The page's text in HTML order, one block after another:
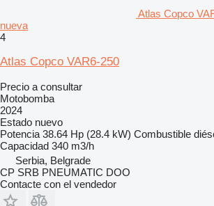
Atlas Copco
nueva
4
Atlas Copco VAR6-250
Precio a consultar
Motobomba
2024
Estado nuevo
Potencia 38.64 Hp (28.4 kW) Combustible
Capacidad 340 m3/h
Serbia, Belgrade
CP SRB PNEUMATIC DOO
Contacte con el vendedor